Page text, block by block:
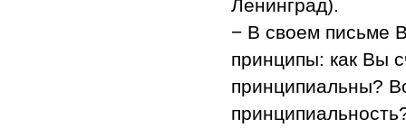
Ленинград).
− В своем письме
принципы: как Вы
принципиальны?